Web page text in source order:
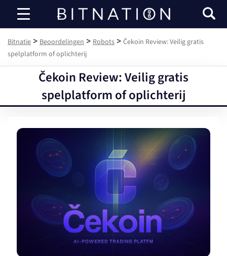
Bitnatie
Bitnatie > Beoordelingen > Robots > Čekoin Review: Veilig gratis
spelplatform of oplichterij
Čekoin Review: Veilig gratis
spelplatform of oplichterij